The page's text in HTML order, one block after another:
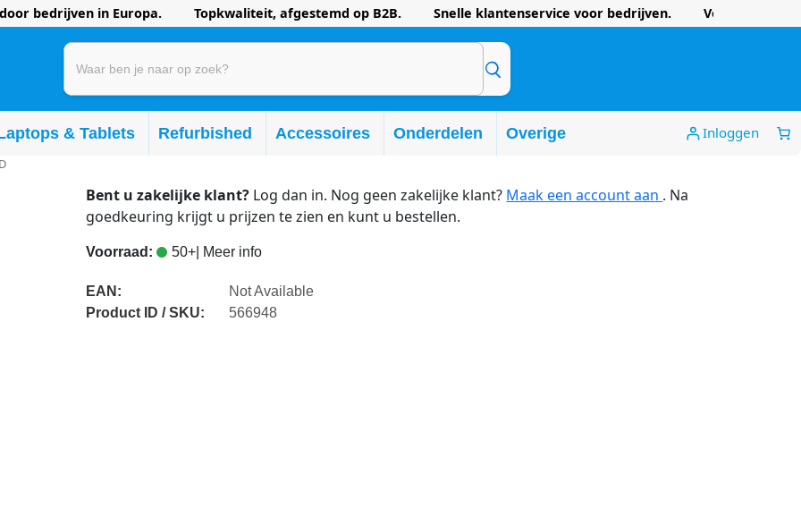
bedrijven in Europa. Topkwaliteit, afgestemd op B2B. Snelle klantenservice voor bedrijven. Voordelige
& Tablets Refurbished Accessoires Onderdelen Overige Inloggen
Bent u zakelijke klant? Log dan in. Nog geen zakelijke klant? Maak een account aan . Na
goedkeuring krijgt u prijzen te zien en kunt u bestellen.
Voorraad: 50+ | Meer info
EAN:
Not Available
Product ID / SKU:
566948